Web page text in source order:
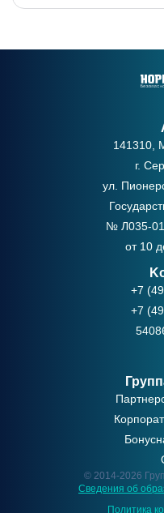
141310,
г.
ул.
№ Л035-
от 10
+7
+7
© 2014-2026
Сведения об
Политикa